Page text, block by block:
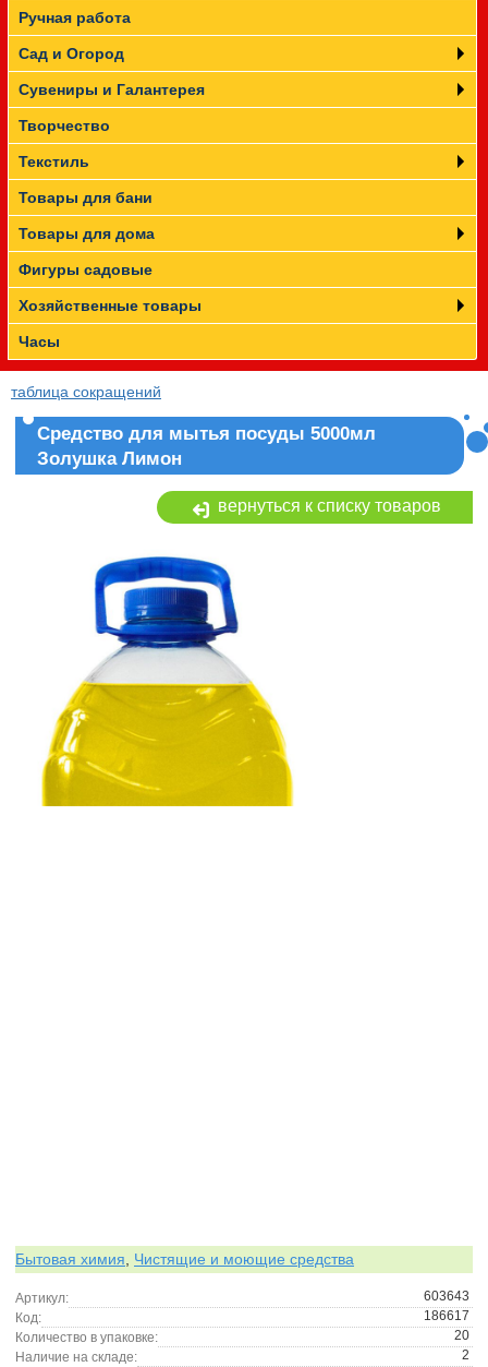
Ручная работа
Сад и Огород
Сувениры и Галантерея
Творчество
Текстиль
Товары для бани
Товары для дома
Фигуры садовые
Хозяйственные товары
Часы
таблица сокращений
Средство для мытья посуды 5000мл
Золушка Лимон
вернуться к списку товаров
Бытовая химия Чистящие и моющие средства
Артикул:
603643
Код:
186617
Количество в упаковке:
20
Наличие на складе:
2